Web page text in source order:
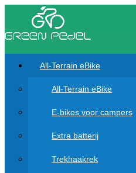
All-Terrain eBike
All-Terrain eBike
E-bikes voor campers
Extra batterij
Trekhaakrek